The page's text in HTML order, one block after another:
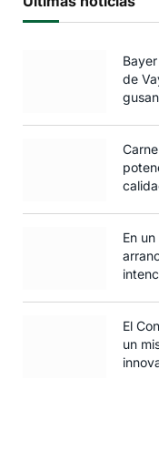
de
En
El
un